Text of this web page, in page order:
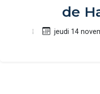
de
jeudi 14